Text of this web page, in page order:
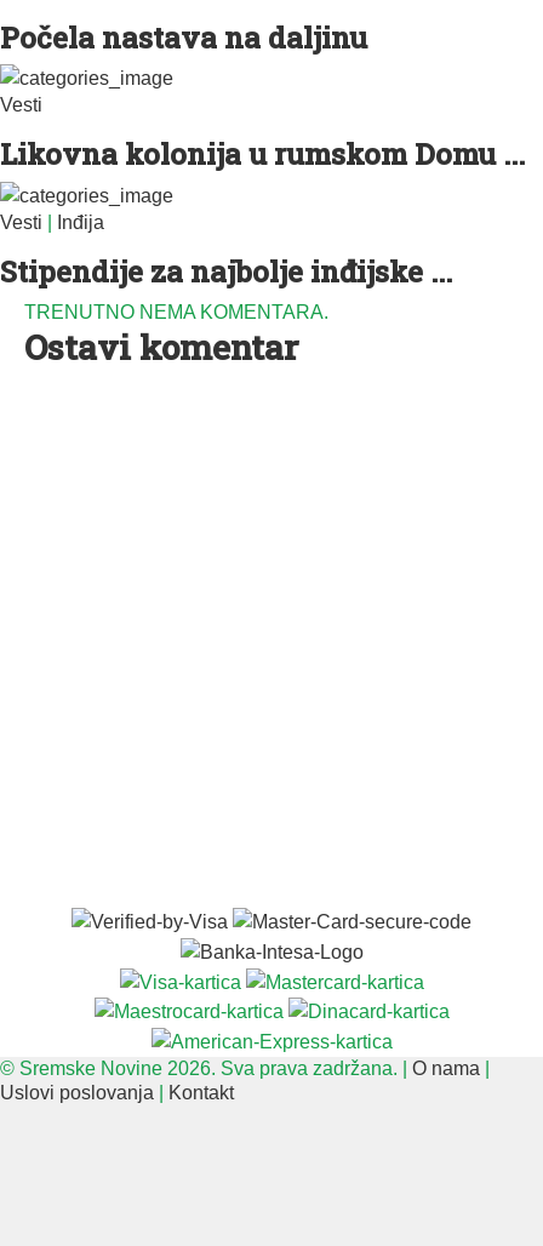
Počela nastava na daljinu
Vesti
Likovna kolonija u rumskom Domu ...
Vesti Inđija
Stipendije za najbolje inđijske ...
TRENUTNO NEMA KOMENTARA.
Ostavi komentar
© Sremske Novine 2026. Sva prava zadržana. | O nama
Uslovi poslovanja
Kontakt